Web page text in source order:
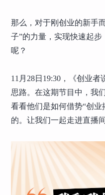
那么，对于刚创业的新手
子”的力量，实现快速起
呢？
11月28日19:30，《创业
思路。在这期节目中，我
看看他们是如何借势“创
的。让我们一起走进直播